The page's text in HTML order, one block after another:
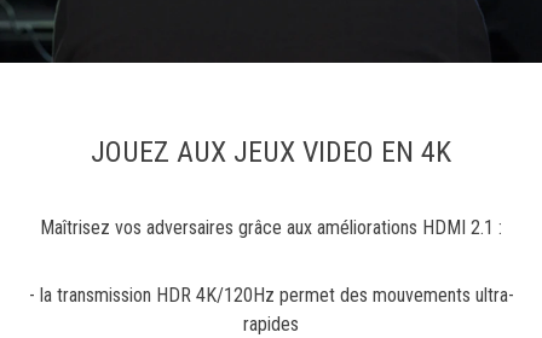
JOUEZ AUX JEUX VIDEO EN 4K
Maîtrisez vos adversaires grâce aux améliorations HDMI 2.1 :
- la transmission HDR 4K/120Hz permet des mouvements ultra-
rapides